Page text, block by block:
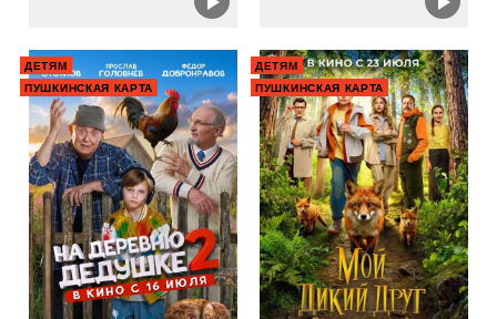
ДЕТЯМ
ПУШКИНСКАЯ КАРТА
ДЕТЯМ
ПУШКИНСКАЯ КАРТА